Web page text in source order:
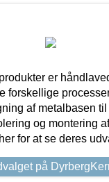
er
forskellige
af metalbasen
og montering
for at se deres
på